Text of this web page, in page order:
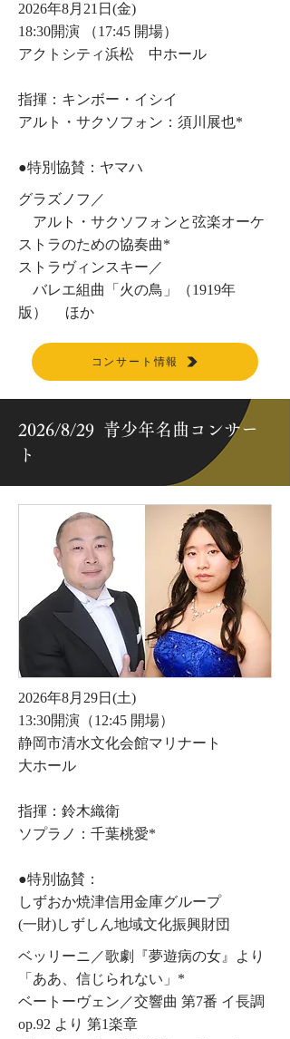
2026年8月21日(金)
18:30開演 （17:45 開場）
アクトシティ浜松 中ホール
指揮：キンボー・イシイ
アルト・サクソフォン：須川展也*
​●特別協賛：ヤマハ
グラズノフ／
アルト・サクソフォンと弦楽オーケ
ストラのための協奏曲*
ストラヴィンスキー／
バレエ組曲「火の鳥」（1919年
版） ほか
コンサート情報
2026/8/29 青少年名曲コンサー
ト
2026年8月29日(土)
13:30開演（12:45 開場）
静岡市清水文化会館マリナート
大ホール
指揮：鈴木織衛
ソプラノ：千葉桃愛*
​●特別協賛：
しずおか焼津信用金庫グループ
(一財)しずしん地域文化振興財団
ベッリーニ／歌劇『夢遊病の女』より
「ああ、信じられない」*
ベートーヴェン／交響曲 第7番 イ長調
op.92 より 第1楽章